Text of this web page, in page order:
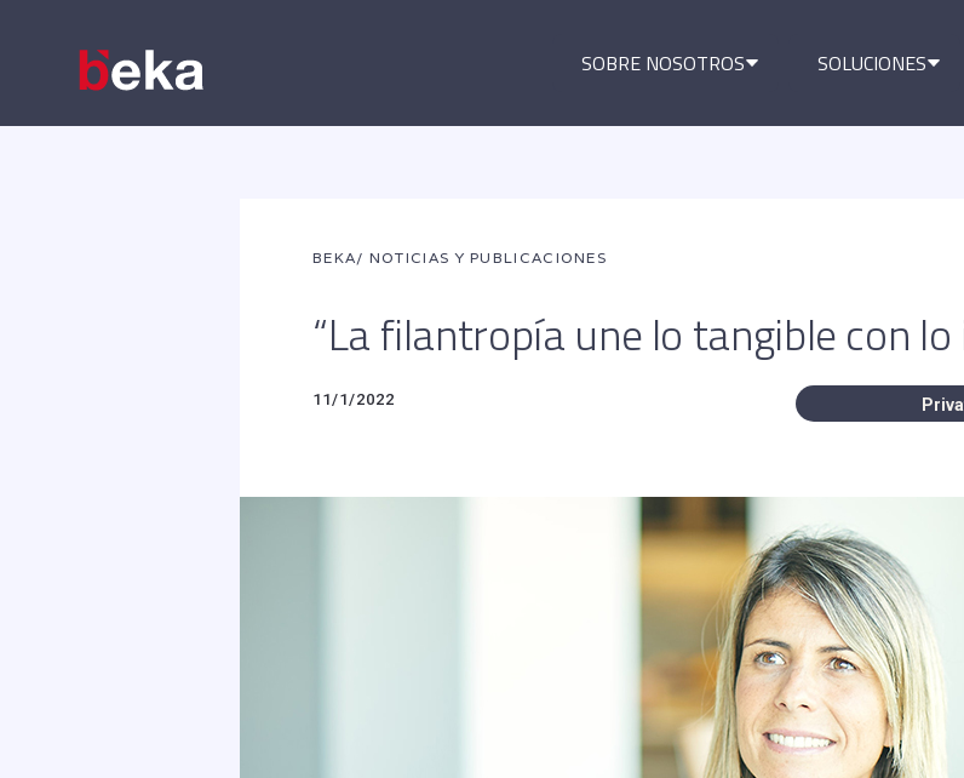
SOBRE NOSOTROS SOLUCIONES
BEKA/ NOTICIAS Y PUBLICACIONES
“La filantropía une lo tangible con
11/1/2022